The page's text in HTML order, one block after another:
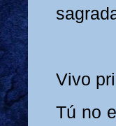
Vivo
Tú no